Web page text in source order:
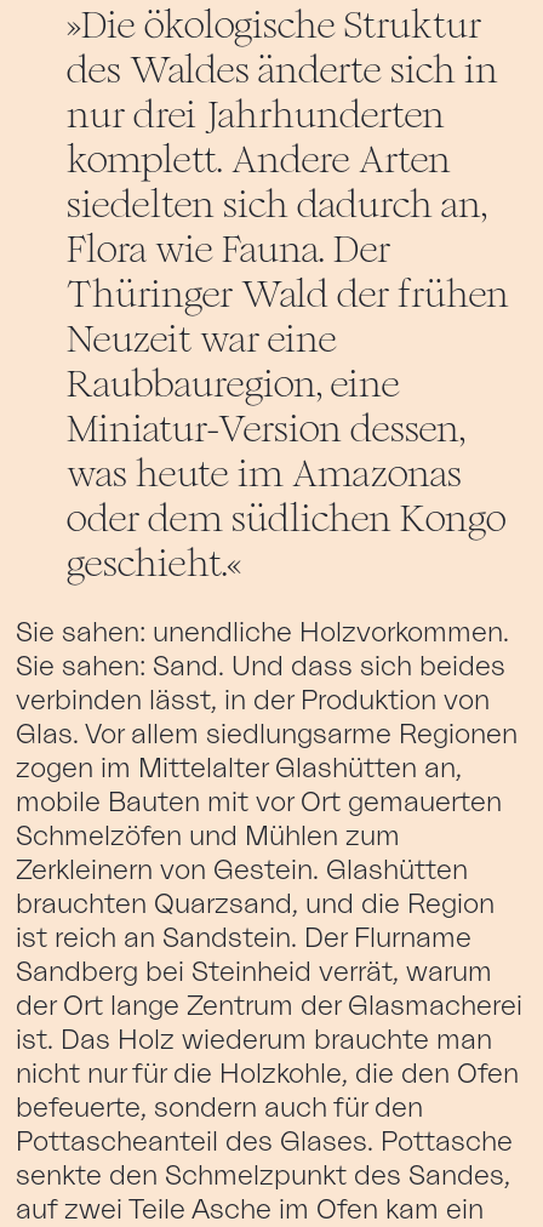
Die ökologische Struktur
des Waldes änderte sich in
nur drei Jahrhunderten
komplett. Andere Arten
siedelten sich dadurch an,
Flora wie Fauna. Der
Thüringer Wald der frühen
Neuzeit war eine
Raubbauregion, eine
Miniatur-Version dessen,
was heute im Amazonas
oder dem südlichen Kongo
geschieht.
Sie sahen: unendliche Holzvorkommen.
Sie sahen: Sand. Und dass sich beides
verbinden lässt, in der Produktion von
Glas. Vor allem siedlungsarme Regionen
zogen im Mittelalter Glashütten an,
mobile Bauten mit vor Ort gemauerten
Schmelzöfen und Mühlen zum
Zerkleinern von Gestein. Glashütten
brauchten Quarzsand, und die Region
ist reich an Sandstein. Der Flurname
Sandberg bei Steinheid verrät, warum
der Ort lange Zentrum der Glasmacherei
ist. Das Holz wiederum brauchte man
nicht nur für die Holzkohle, die den Ofen
befeuerte, sondern auch für den
Pottascheanteil des Glases. Pottasche
senkte den Schmelzpunkt des Sandes,
auf zwei Teile Asche im Ofen kam ein